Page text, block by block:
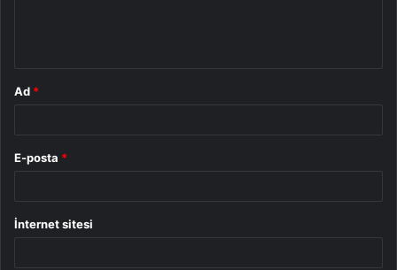
Ad *
E-posta *
İnternet sitesi